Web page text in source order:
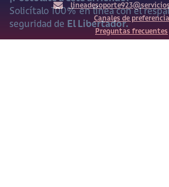
Solicítalo 100% en línea con el
seguridad de El Libertador.
Canales de preferencia
Preguntas frecuentes